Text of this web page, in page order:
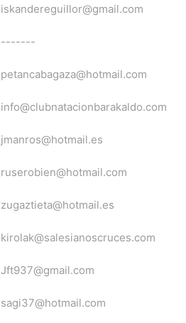
iskandereguillor@gmail.com
-------
petancabagaza@hotmail.com
info@clubnatacionbarakaldo.com
jmanros@hotmail.es
ruserobien@hotmail.com
zugaztieta@hotmail.es
kirolak@salesianoscruces.com
Jft937@gmail.com
sagi37@hotmail.com